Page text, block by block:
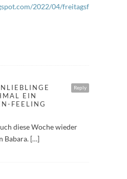
2022/04/freitagsfuller-
Reply
EIN
FEELING
diese Woche wieder
Babara. […]